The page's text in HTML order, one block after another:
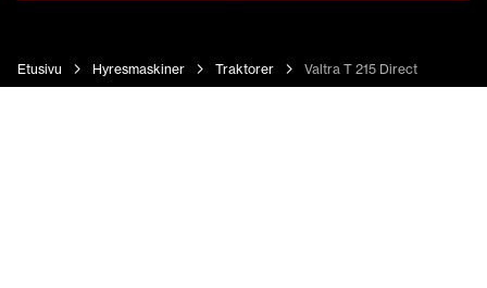
Etusivu Hyresmaskiner Traktorer Valtra T 215 Direct